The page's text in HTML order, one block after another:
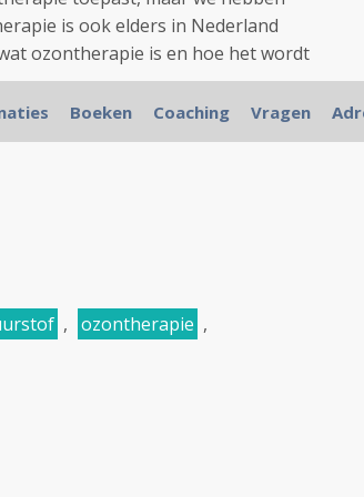
is ook elders in Nederland
ozontherapie is en hoe het wordt
42. andMedscape
, ozontherapie ,
Boeken Coaching Vragen